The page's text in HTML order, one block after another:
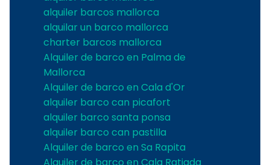
alquiler barcos mallorca
alquilar un barco mallorca
charter barcos mallorca
Alquiler de barco en Palma de
Mallorca
Alquiler de barco en Cala d'Or
alquiler barco can picafort
alquiler barco santa ponsa
alquiler barco can pastilla
Alquiler de barco en Sa Rapita